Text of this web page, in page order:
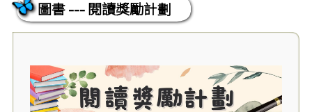
圖書 --- 閱讀獎勵計劃